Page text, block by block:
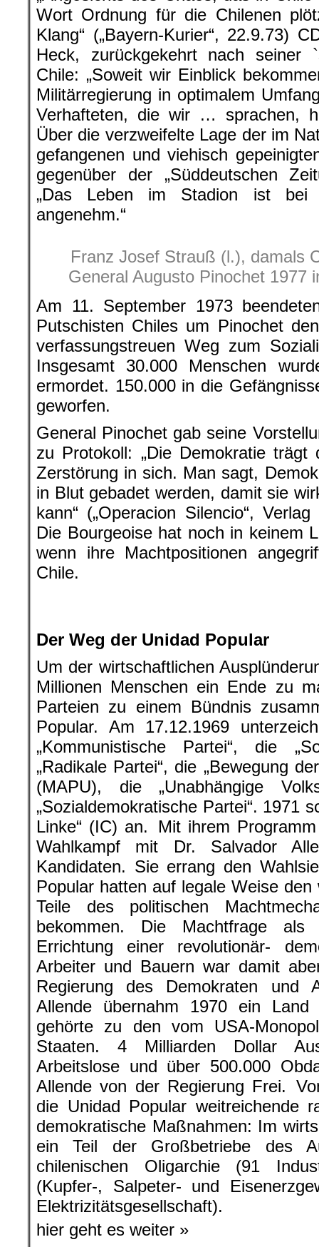
Wort Ordnung für die Chilenen
Klang“ („Bayern-Kurier“, 22.9.73)
Heck, zurückgekehrt nach seiner
Chile: „Soweit wir Einblick
Militärregierung in optimalem
Verhafteten, die wir … sprachen,
Über die verzweifelte Lage der im
gefangenen und viehisch
gegenüber der „Süddeutschen
„Das Leben im Stadion ist bei
angenehm.“
Franz Josef Strauß (l.), damals
General Augusto Pinochet 1977
Am 11. September 1973
Putschisten Chiles um Pinochet
verfassungstreuen Weg zum
Insgesamt 30.000 Menschen
ermordet. 150.000 in die
geworfen.
General Pinochet gab seine
zu Protokoll: „Die Demokratie trägt
Zerstörung in sich. Man sagt,
in Blut gebadet werden, damit sie
kann“ („Operacion Silencio“,
Die Bourgeoise hat noch in keinem
wenn ihre Machtpositionen
Chile.
Der Weg der Unidad Popular
Um der wirtschaftlichen
Millionen Menschen ein Ende zu
Parteien zu einem Bündnis
Popular. Am 17.12.1969
„Kommunistische Partei“, die
„Radikale Partei“, die „Bewegung
(MAPU), die „Unabhängige
„Sozialdemokratische Partei“. 1971
Linke“ (IC) an. Mit ihrem
Wahlkampf mit Dr. Salvador
Kandidaten. Sie errang den
Popular hatten auf legale Weise
Teile des politischen
bekommen. Die Machtfrage
Errichtung einer revolutionär-
Arbeiter und Bauern war damit
Regierung des Demokraten und
Allende übernahm 1970 ein
gehörte zu den vom USA-
Staaten. 4 Milliarden Dollar
Arbeitslose und über 500.000
Allende von der Regierung Frei.
die Unidad Popular weitreichende
demokratische Maßnahmen: Im
ein Teil der Großbetriebe des
chilenischen Oligarchie (91
(Kupfer-, Salpeter- und
Elektrizitätsgesellschaft).
hier geht es weiter »